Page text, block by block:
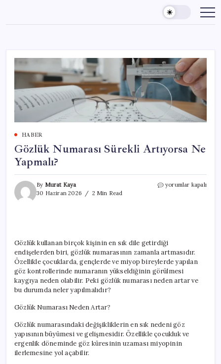
content
HABER
Gözlük Numarası Sürekli Artıyorsa Ne
Yapmalı?
By Murat Kaya
30 Haziran 2026
2 Min Read
Gözlük
yorumlar kapalı
Gözlük kullanan birçok kişinin en sık dile getirdiği
endişelerden biri, gözlük numarasının zamanla artmasıdır.
Özellikle çocuklarda, gençlerde ve miyop bireylerde yapılan
göz kontrollerinde numaranın yükseldiğinin görülmesi
kaygıya neden olabilir. Peki gözlük numarası neden artar ve
bu durumda neler yapılmalıdır?
Gözlük Numarası Neden Artar?
Gözlük numarasındaki değişikliklerin en sık nedeni göz
yapısının büyümesi ve gelişmesidir. Özellikle çocukluk ve
ergenlik döneminde göz küresinin uzaması miyopinin
ilerlemesine yol açabilir.